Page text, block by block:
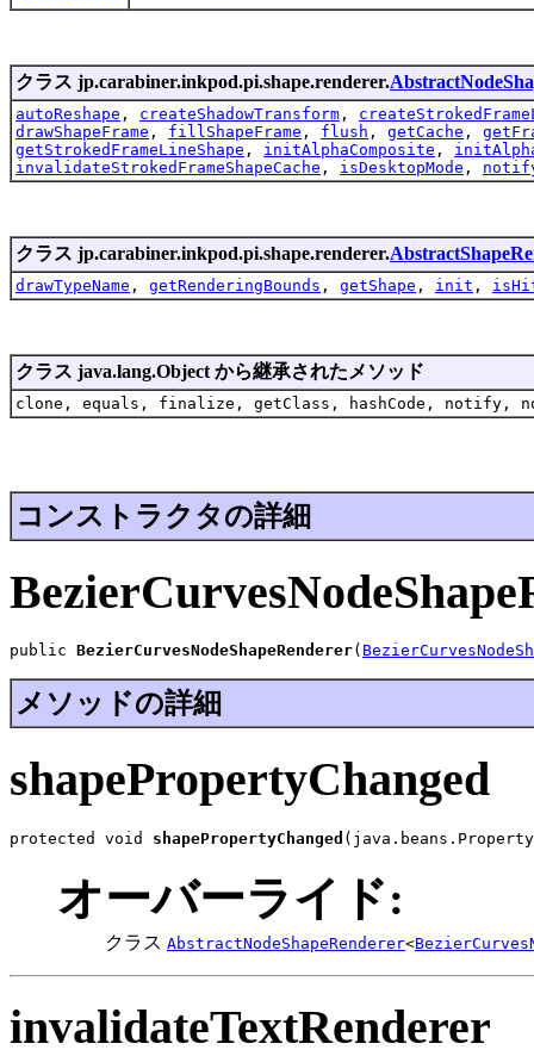
クラス jp.carabiner.inkpod.pi.shape.renderer.
autoReshape , createShadowTransform ,
drawShapeFrame , fillShapeFrame , flush , getCache ,
getStrokedFrameLineShape , initAlphaComposite ,
invalidateStrokedFrameShapeCache , isDesktopMode ,
クラス jp.carabiner.inkpod.pi.shape.renderer.
drawTypeName , getRenderingBounds , getShape , init ,
クラス java.lang.Object から継承されたメソッド
clone, equals, finalize, getClass, hashCode,
コンストラクタの詳細
public BezierCurvesNodeShapeRenderer(
メソッドの詳細
shapePropertyChanged
protected void shapePropertyChanged
オーバーライド:
クラス AbstractNodeShapeRenderer<
invalidateTextRenderer